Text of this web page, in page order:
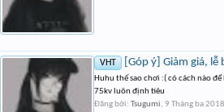
VHT [Góp ý] Giảm giá,
Huhu thế sao chơi :( có cách nào để
75kv luôn định tiêu
Đăng bởi: Tsugumi, 9 Tháng ba 2018